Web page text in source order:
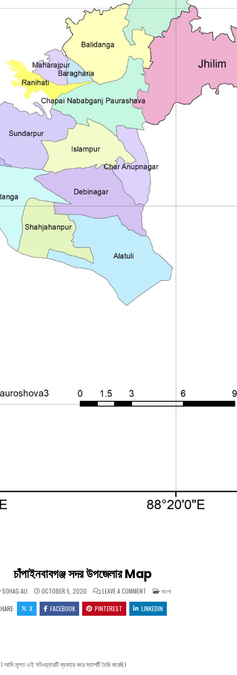
চাঁপাইনবাবগঞ্জ সদর উপজেলার Map
SOHAG ALI OCTOBER 5, 2020 LEAVE A COMMENT ON চাঁপাইনবাবগঞ্জ সদর উপজেলার MAP
POSTED IN
বাংলা
X FACEBOOK PINTEREST LINKEDIN
আমি মূলত এই সটওয়্যারটি ব্যবহার করে ম্যাপটি তৈরি করেছি।